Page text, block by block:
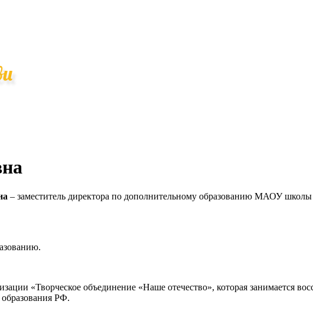
– заместитель директора по дополнительному образованию МАОУ
«Творческое объединение «Наше отечество», которая занимается
РФ.